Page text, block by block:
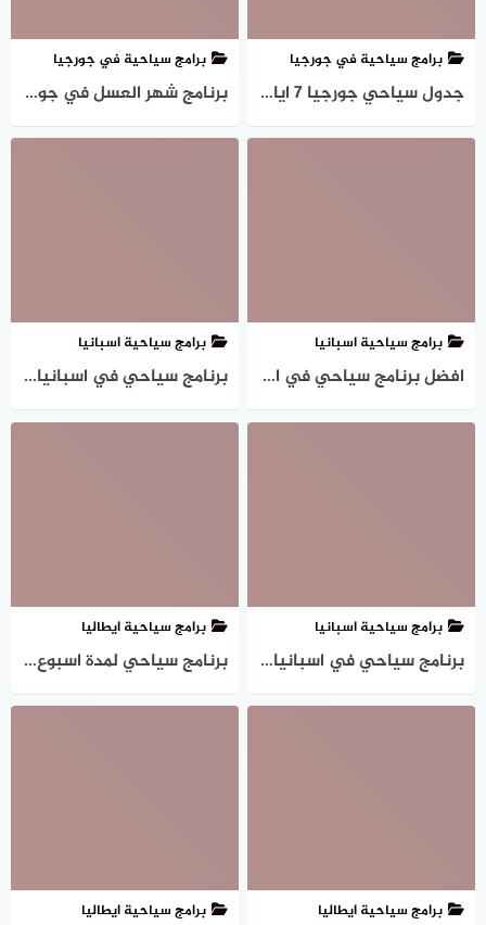
برامج سياحية في جورجيا
جدول سياحي جورجيا 7 ايام (6 ليالي)
برامج سياحية في جورجيا
برنامج شهر العسل في جورجيا 12 يوم (11 ليلة)
برامج سياحية اسبانيا
افضل برنامج سياحي في اسبانيا (10 أيام)
برامج سياحية اسبانيا
برنامج سياحي في اسبانيا لمدة اسبوع ” 3 برامج مقترحة “
برامج سياحية اسبانيا
برنامج سياحي في اسبانيا لمدة 15 يوم (14 ليلة)
برامج سياحية ايطاليا
برنامج سياحي لمدة اسبوع في ميلانو (7 أيام)
برامج سياحية ايطاليا برامج سياحية ايطاليا